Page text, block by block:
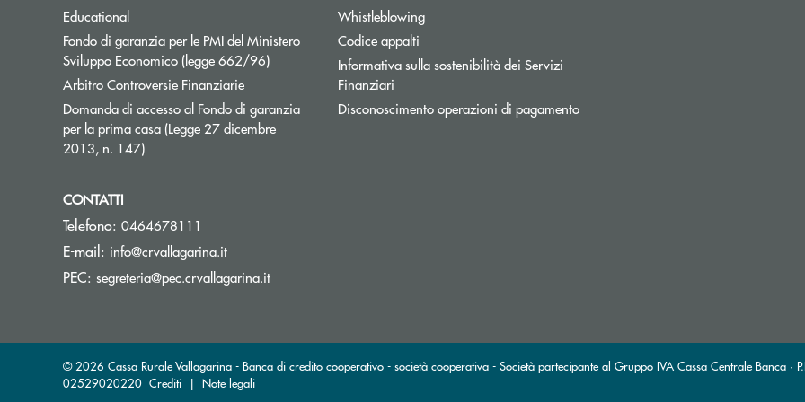
Educational
Fondo di garanzia per le PMI del Ministero
Sviluppo Economico (legge 662/96)Apre una nuova finestra
Arbitro Controversie FinanziarieApre una nuova finestra
Domanda di accesso al Fondo di garanzia
per la prima casa (Legge 27 dicembre
2013, n. 147)Apre una nuova finestra
Whistleblowing
Codice appalti
Informativa sulla sostenibilità dei Servizi
Finanziari
Disconoscimento operazioni di pagamento
CONTATTI
Telefono: 0464678111
E-mail: info@crvallagarina.it(si apre l’app di posta elettronica)
PEC: segreteria@pec.crvallagarina.it(si apre l’app di posta elettronica)
© 2026 Cassa Rurale Vallagarina - Banca di credito cooperativo - società cooperativa - Società partecipante al Gruppo IVA Cassa Centrale Banca ·
02529020220 Crediti | Note legali